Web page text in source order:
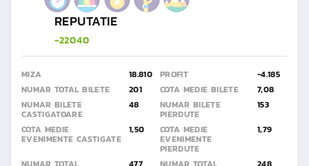
REPUTATIE
-22040
MIZA 18.810 PROFIT
-4.185
NUMAR TOTAL BILETE
201 COTA MEDIE BILETE
7,08
NUMAR BILETE
CASTIGATOARE
48 NUMAR BILETE
PIERDUTE
153
COTA MEDIE
EVENIMENTE CASTIGATE
1,50 COTA MEDIE
EVENIMENTE
PIERDUTE
1,79